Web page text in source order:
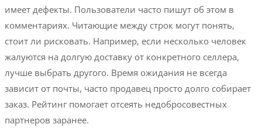
имеет дефекты. Пользователи часто пишут об этом в
комментариях. Читающие между строк могут понять,
стоит ли рисковать. Например, если несколько человек
жалуются на долгую доставку от конкретного селлера,
лучше выбрать другого. Время ожидания не всегда
зависит от почты, часто продавец просто долго собирает
заказ. Рейтинг помогает отсеять недобросовестных
партнеров заранее.